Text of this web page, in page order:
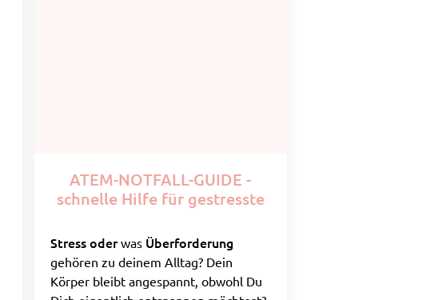
ATEM-NOTFALL-GUIDE -
schnelle Hilfe für gestresste
Stress oderwas Überforderung
gehören zu deinem Alltag? Dein
Körper bleibt angespannt, obwohl Du